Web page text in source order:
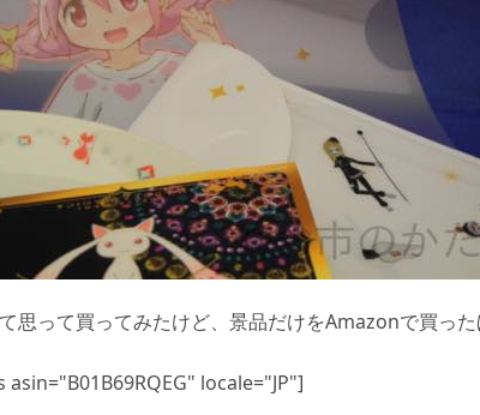
思って買ってみたけど、景品だけをAmazonで買った
asin="B01B69RQEG" locale="JP"]